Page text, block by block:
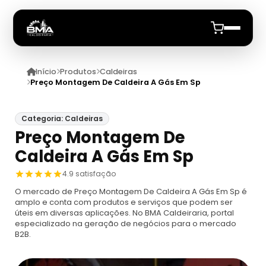
Início
Produtos
Caldeiras
Automação De Caldeiras
Caldeira De Recuperação
Caldeira De Recuperação Celulose
Inspecao Feitas Em Caldeiras
Cotação Inspeção De Caldeiras
Cotar Inspeção De Caldeiras
Montagem De Caldeira
Empresa De Montagem De Caldeiras A Gás
Caldeiras A Vapor
Anuncie
Início Produtos Caldeiras
Preço Montagem De Caldeira A Gás Em Sp
Categoria: Caldeiras
Preço Montagem De
Caldeira A Gás Em Sp
4.9 satisfação
O mercado de Preço Montagem De Caldeira A Gás Em Sp é
amplo e conta com produtos e serviços que podem ser
úteis em diversas aplicações. No BMA Caldeiraria, portal
especializado na geração de negócios para o mercado
B2B.